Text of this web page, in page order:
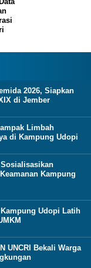
2026, Siapkan
di Jember
Limbah
di Kampung Udopi
Sosialisasikan
Kampung
Udopi Latih
UNCRI Bekali Warga